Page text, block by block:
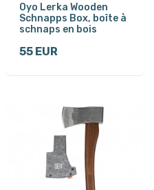
Oyo Lerka Wooden
Schnapps Box, boîte à
schnaps en bois
55 EUR